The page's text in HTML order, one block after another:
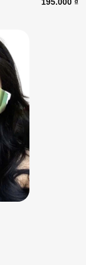
195.000 ₫